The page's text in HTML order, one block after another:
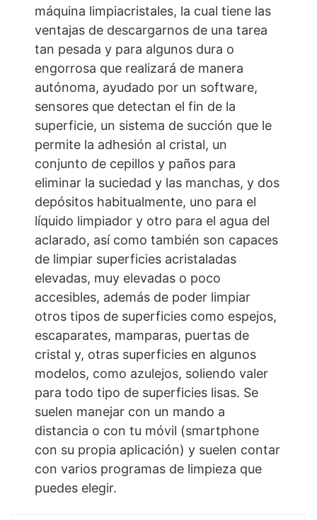
máquina limpiacristales, la cual tiene las
ventajas de descargarnos de una tarea
tan pesada y para algunos dura o
engorrosa que realizará de manera
autónoma, ayudado por un software,
sensores que detectan el fin de la
superficie, un sistema de succión que le
permite la adhesión al cristal, un
conjunto de cepillos y paños para
eliminar la suciedad y las manchas, y dos
depósitos habitualmente, uno para el
líquido limpiador y otro para el agua del
aclarado, así como también son capaces
de limpiar superficies acristaladas
elevadas, muy elevadas o poco
accesibles, además de poder limpiar
otros tipos de superficies como espejos,
escaparates, mamparas, puertas de
cristal y, otras superficies en algunos
modelos, como azulejos, soliendo valer
para todo tipo de superficies lisas. Se
suelen manejar con un mando a
distancia o con tu móvil (smartphone
con su propia aplicación) y suelen contar
con varios programas de limpieza que
puedes elegir.